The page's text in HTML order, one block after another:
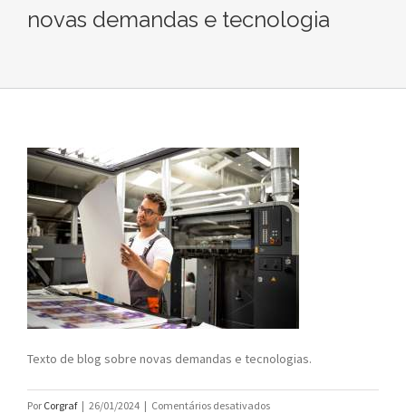
novas demandas e tecnologia
Texto de blog sobre novas demandas e tecnologias.
Por Corgraf | 26/01/2024 | Comentários desativadosem